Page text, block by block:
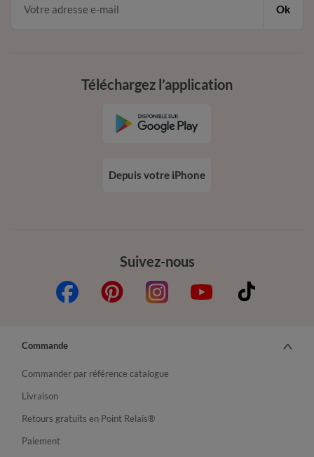
Ok
Suivez-nous
Téléchargez l’application
Depuis votre iPhone
Commande
Commander par référence catalogue
Livraison
Retours gratuits en Point Relais®
Paiement